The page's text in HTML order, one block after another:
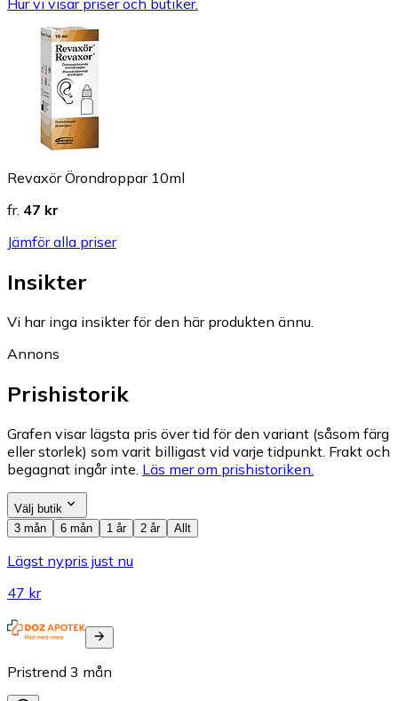
Hur vi visar priser och butiker.
Revaxör Örondroppar 10ml
fr. 47 kr
Jämför alla priser
Insikter
Vi har inga insikter för den här produkten ännu.
Annons
Prishistorik
Grafen visar lägsta pris över tid för den variant (såsom färg
eller storlek) som varit billigast vid varje tidpunkt. Frakt och
begagnat ingår inte. Läs mer om prishistoriken.
Välj butik
3 mån
6 mån 1 år 2 år Allt
Lägst nypris just nu
47 kr
Pristrend 3 mån